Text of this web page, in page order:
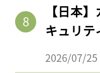
【日本
キュリ
2026/07/25